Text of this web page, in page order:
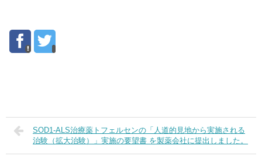
SOD1-ALS治療薬トフェルセンの「人道的見地から実施される
治験（拡大治験）」実施の要望書 を製薬会社に提出しました。